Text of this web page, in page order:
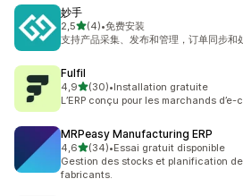
妙手
2,5étoile(s) sur 5
(4)
4 avis au total
•免费安装
支持产品采集、发布和管理，订单同步和
Fulfil
4,9étoile(s) sur 5
(30)
30 avis au total
•Installation gratuite
L’ERP conçu pour les marchands
MRPeasy Manufacturing ERP
4,6étoile(s) sur 5
(34)
34 avis au total
•Essai gratuit disponible
Gestion des stocks et planification
fabricants.